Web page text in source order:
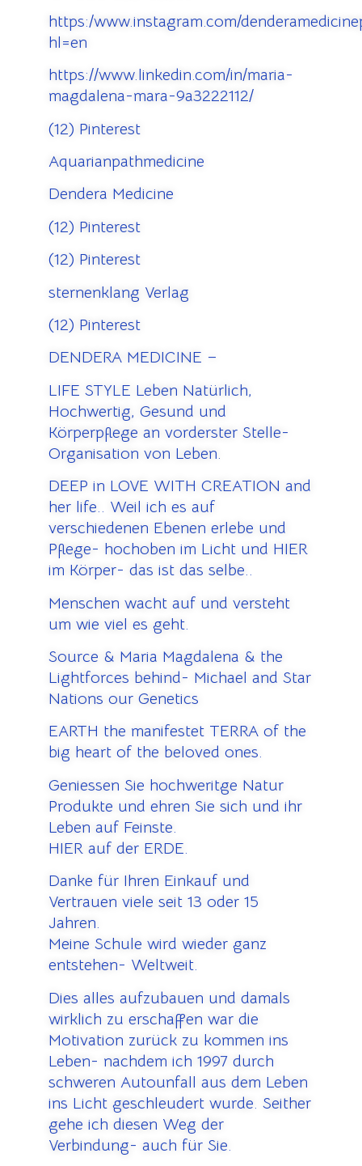
https:/www.instagram.com/
hl=en
https://www.linkedin.com/in/maria-
magdalena-mara-9a3222112/
(12) Pinterest
Aquarianpathmedicine
Dendera Medicine
(12) Pinterest
(12) Pinterest
sternenklang Verlag
(12) Pinterest
DENDERA MEDICINE –
LIFE STYLE Leben Natürlich,
Hochwertig, Gesund und
Körperpflege an vorderster Stelle-
Organisation von Leben.
DEEP in LOVE WITH CREATION and
her life.. Weil ich es auf
verschiedenen Ebenen erlebe und
Pflege- hochoben im Licht und HIER
im Körper- das ist das selbe..
Menschen wacht auf und versteht
um wie viel es geht.
Source & Maria Magdalena & the
Lightforces behind- Michael and Star
Nations our Genetics
EARTH the manifestet TERRA of the
big heart of the beloved ones.
Geniessen Sie hochweritge Natur
Produkte und ehren Sie sich und ihr
Leben auf Feinste.
HIER auf der ERDE.
Danke für Ihren Einkauf und
Vertrauen viele seit 13 oder 15
Jahren.
Meine Schule wird wieder ganz
entstehen- Weltweit.
Dies alles aufzubauen und damals
wirklich zu erschaffen war die
Motivation zurück zu kommen ins
Leben- nachdem ich 1997 durch
schweren Autounfall aus dem Leben
ins Licht geschleudert wurde. Seither
gehe ich diesen Weg der
Verbindung- auch für Sie.